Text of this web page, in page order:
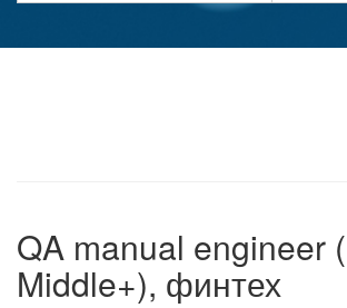
QA manual engineer
Middle+), финтех